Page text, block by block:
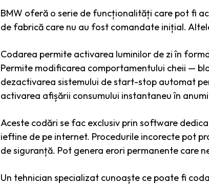
BMW oferă o serie de funcționalități care pot fi
de fabrică care nu au fost comandate inițial.
Codarea permite activarea luminilor de zi în
Permite modificarea comportamentului cheii —
dezactivarea sistemului de start-stop automat
activarea afișării consumului instantaneu în
Aceste codări se fac exclusiv prin software
ieftine de pe internet. Procedurile incorecte pot
de siguranță. Pot genera erori permanente care
Un tehnician specializat cunoaște ce poate fi